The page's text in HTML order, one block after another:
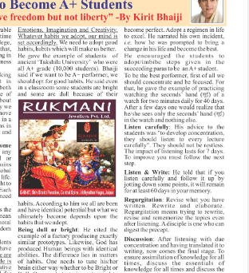
A+
Students-
By
Kirit
Bhaiji